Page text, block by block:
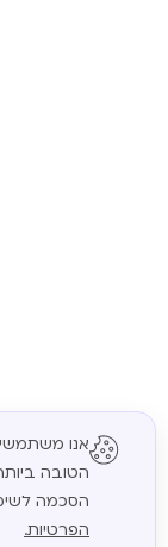
הטובה
הסכמה
הפרטיות.